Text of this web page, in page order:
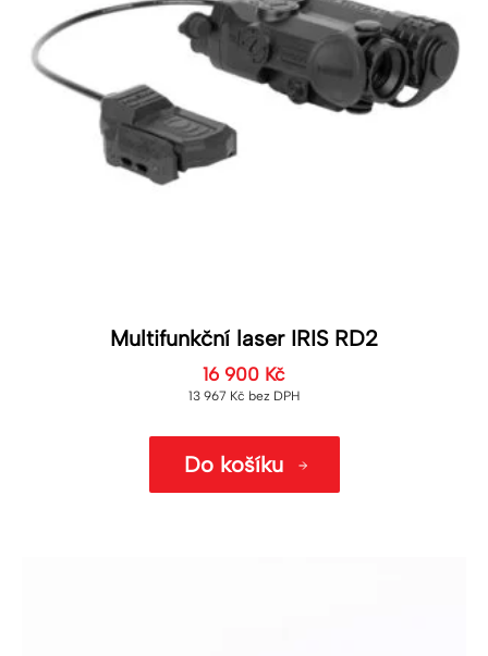
Multifunkční laser IRIS RD2
16 900 Kč
13 967 Kč bez DPH
Do košíku